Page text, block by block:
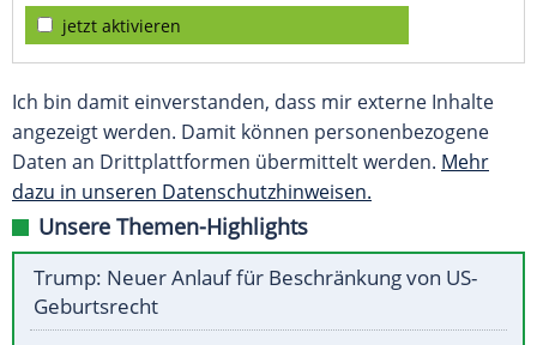
jetzt aktivieren
Ich bin damit einverstanden, dass mir externe Inhalte
angezeigt werden. Damit können personenbezogene
Daten an Drittplattformen übermittelt werden. Mehr
dazu in unseren Datenschutzhinweisen.
Unsere Themen-Highlights
Trump: Neuer Anlauf für Beschränkung von US-
Geburtsrecht